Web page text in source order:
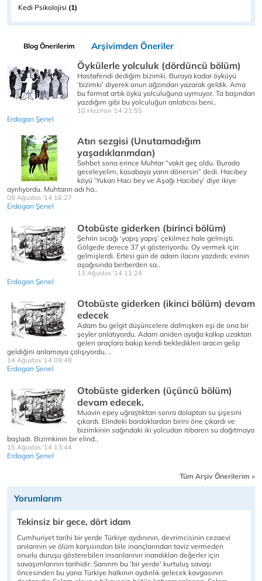
Kedi Psikolojisi (1)
Blog Önerilerim Arşivimden Öneriler
Öykülerle yolculuk (dördüncü bölüm)
Hastafendi dediğim bizimki. Buraya kadar öyküyü
‘bizimki’ diyerek onun ağzından yazarak geldik. Ama
bu format artık öykü yolculuğuna uymuyor. Ta başından
yazdığım gibi bu yolculuğun anlatıcısı beni..
10 Haziran '14 21:55
Erdogan Şenel
Atın sezgisi (Unutamadığım
yaşadıklarımdan)
Sohbet sona erince Muhtar “vakit geç oldu. Burada
geceleyelim, kasabaya yarın dönersin” dedi. Hacıbey
köyü ‘Yukarı Hacı bey ve Aşağı Hacıbey’ diye ikiye
ayrılıyordu. Muhtarın adı ha..
08 Ağustos '14 16:27
Erdogan Şenel
Otobüste giderken (birinci bölüm)
Şehrin sıcağı ‘yapış yapış’ çekilmez hale gelmişti.
Gölgede derece 37 yi gösteriyordu. Oy vermek için
gelmişlerdi. Ertesi gün de adam ilacını yazdırdı; evinin
aşağısında berberden sa..
13 Ağustos '14 11:24
Erdogan Şenel
Otobüste giderken (ikinci bölüm) devam
edecek
Adam bu gelgit düşüncelere dalmışken eşi de ona bir
şeyler anlatıyordu. Adam aniden ayağa kalkıp uzaktan
gelen araçlara bakıp kendi bekledikleri aracın gelip
geldiğini anlamaya çalışıyordu. ..
14 Ağustos '14 09:48
Erdogan Şenel
Otobüste giderken (üçüncü bölüm)
devam edecek.
Muavin epey uğraştıktan sonra dolaptan su şişesini
çıkardı. Elindeki bardaklardan birini öne çıkardı ve
bizimkinin sağındaki iki yolcudan itibaren su dağıtmaya
başladı. Bizimkinin bir elind..
15 Ağustos '14 13:44
Erdogan Şenel
Tüm Arşiv Önerilerim »
Yorumlarım
Tekinsiz bir gece, dört idam
Cumhuriyet tarihi bir yerde Türkiye aydınının, devrimcisinin cezaevi
anılarının ve ölüm karşısından bile inançlarından taviz vermeden
onurlu duruşu gösterebilen insanlarının inandıkları değerler için
savaşımlarının tarihidir. Sanırım bu 'bir yerde' kurtuluş savaşı
öncesinden bu yana Türkiye halkının aydınlık gelecek kavgasının